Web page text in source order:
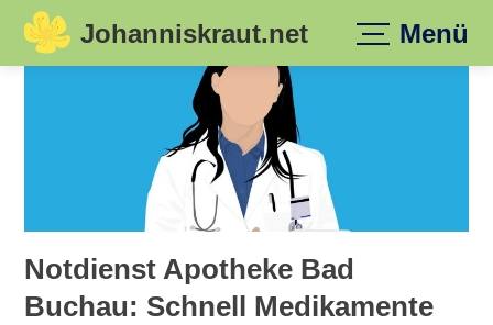
Skip
Johanniskraut.net Menü
Notdienst Apotheke Bad
Buchau: Schnell Medikamente